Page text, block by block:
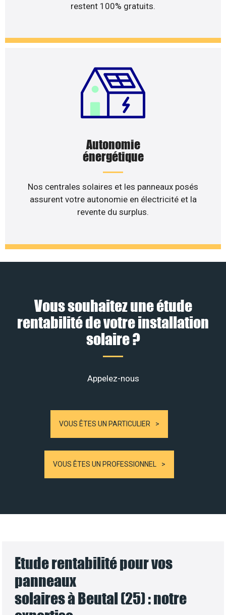
restent 100% gratuits.
Autonomie
énergétique
Nos centrales solaires et les panneaux posés
assurent votre autonomie en électricité et la
revente du surplus.
Vous souhaitez une étude
rentabilité de votre installation
solaire ?
Appelez-nous
VOUS ÊTES UN PARTICULIER
VOUS ÊTES UN PROFESSIONNEL
Etude rentabilité pour vos
panneaux
solaires à Beutal (25) : notre